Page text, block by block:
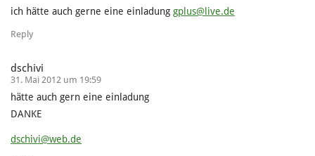
ich hätte auch gerne eine einladung gplus@live.de
Reply
dschivi
31. Mai 2012 um 19:59
hätte auch gern eine einladung
DANKE
dschivi@web.de